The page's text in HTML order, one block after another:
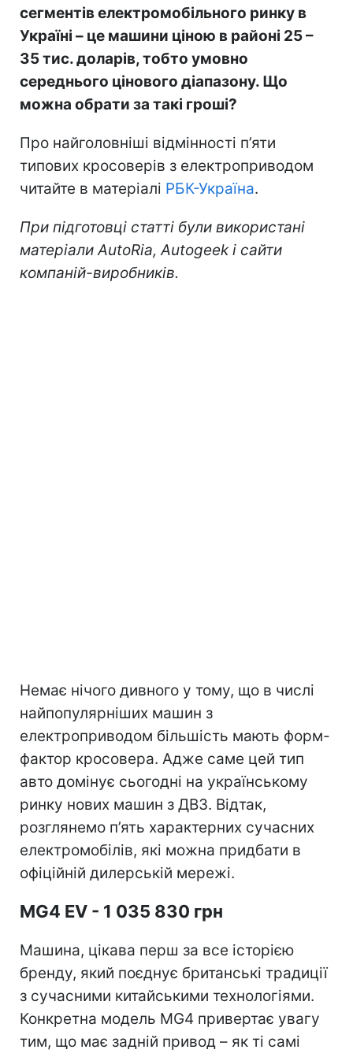
сегментів електромобільного ринку в
Україні – це машини ціною в районі 25 –
35 тис. доларів, тобто умовно
середнього цінового діапазону. Що
можна обрати за такі гроші?
Про найголовніші відмінності п’яти
типових кросоверів з електроприводом
читайте в матеріалі РБК-Україна.
При підготовці статті були використані
матеріали AutoRia, Autogeekі сайти
компаній-виробників.
Немає нічого дивного у тому, що в числі
найпопулярніших машин з
електроприводом більшість мають форм-
фактор кросовера. Адже саме цей тип
авто домінує сьогодні на українському
ринку нових машин з ДВЗ. Відтак,
розглянемо п’ять характерних сучасних
електромобілів, які можна придбати в
офіційній дилерській мережі.
MG4 EV - 1 035 830 грн
Машина, цікава перш за все історією
бренду, який поєднує британські традиції
з сучасними китайськими технологіями.
Конкретна модель MG4 привертає увагу
тим, що має задній привод – як ті самі